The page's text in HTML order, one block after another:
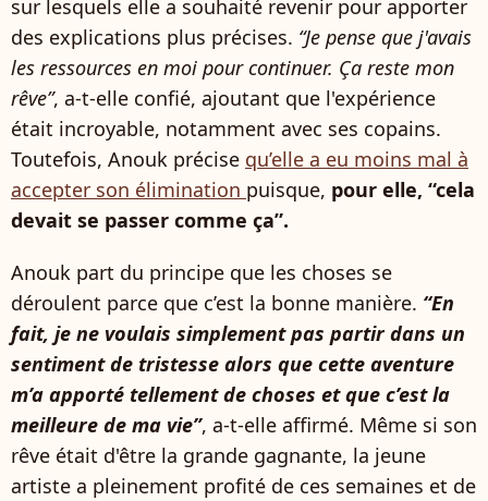
sur lesquels elle a souhaité revenir pour apporter
des explications plus précises. “Je pense que j'avais
les ressources en moi pour continuer. Ça reste mon
rêve”, a-t-elle confié, ajoutant que l'expérience
était incroyable, notamment avec ses copains.
Toutefois, Anouk précise qu’elle a eu moins mal à
accepter son élimination puisque, pour elle, “cela
devait se passer comme ça”.
Anouk part du principe que les choses se
déroulent parce que c’est la bonne manière. “En
fait, je ne voulais simplement pas partir dans un
sentiment de tristesse alors que cette aventure
m’a apporté tellement de choses et que c’est la
meilleure de ma vie”, a-t-elle affirmé. Même si son
rêve était d'être la grande gagnante, la jeune
artiste a pleinement profité de ces semaines et de